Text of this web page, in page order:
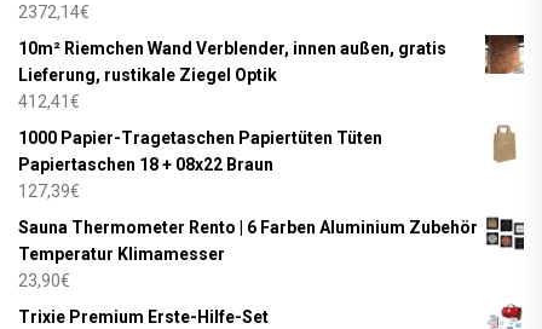
2372,14€
10m² Riemchen Wand Verblender, innen außen, gratis
Lieferung, rustikale Ziegel Optik
412,41 €
1000 Papier-Tragetaschen Papiertüten Tüten
Papiertaschen 18 + 08x22 Braun
127,39€
Sauna Thermometer Rento | 6 Farben Aluminium Zubehör
Temperatur Klimamesser
23,90€
Trixie Premium Erste-Hilfe-Set